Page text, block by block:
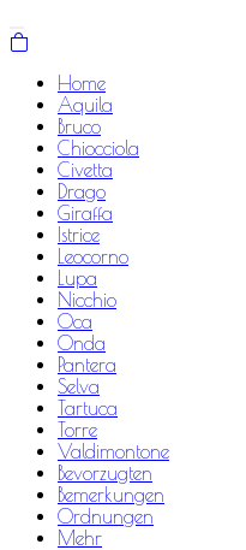
Home
Aquila
Bruco
Chiocciola
Civetta
Drago
Giraffa
Istrice
Leocorno
Lupa
Nicchio
Oca
Onda
Pantera
Selva
Tartuca
Torre
Valdimontone
Bevorzugten
Bemerkungen
Ordnungen
Mehr